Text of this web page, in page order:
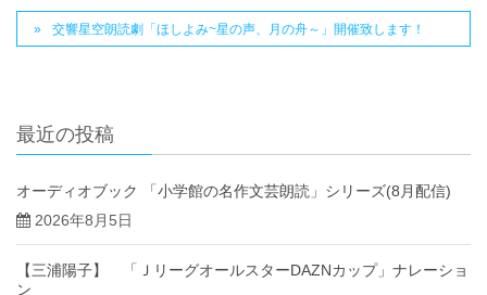
交響星空朗読劇「ほしよみ~星の声、月の舟～」開催致します！
最近の投稿
オーディオブック 「小学館の名作文芸朗読」シリーズ(8月配信)
2026年8月5日
【三浦陽子】 「ＪリーグオールスターDAZNカップ」ナレーショ
ン